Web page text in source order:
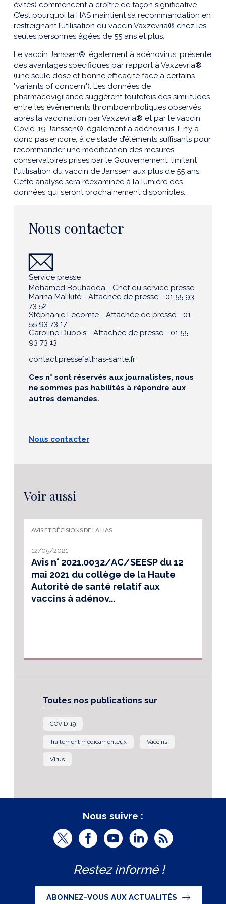
évités) commencent à croître de façon significative.
C’est pourquoi la HAS maintient sa recommandation en
restreignant l’utilisation du vaccin Vaxzevria® chez les
seules personnes âgées de 55 ans et plus.
Le vaccin Janssen®, également à adénovirus, présente
des avantages spécifiques par rapport à Vaxzevria®
(une seule dose et bonne efficacité face à certains
"variants of concern"). Les données de
pharmacovigilance suggèrent toutefois des similitudes
entre les évènements thromboemboliques observés
après la vaccination par Vaxzevria® et par le vaccin
Covid-19 Janssen®, également à adénovirus. Il n’y a
donc pas encore, à ce stade d’éléments suffisants pour
recommander une modification des mesures
conservatoires prises par le Gouvernement, limitant
l'utilisation du vaccin de Janssen aux plus de 55 ans.
Cette analyse sera réexaminée à la lumière des
données qui seront prochainement disponibles.
Nous contacter
Service presse
Mohamed Bouhadda - Chef du service presse
Marina Malikité - Attachée de presse - 01 55 93
73 52
Stéphanie Lecomte - Attachée de presse - 01
55 93 73 17
Caroline Dubois - Attachée de presse - 01 55
93 73 13
contact.presse[at]has-sante.fr
Ces n° sont réservés aux journalistes, nous
ne sommes pas habilités à répondre aux
autres demandes.
Nous contacter
Voir aussi
AVIS ET DÉCISIONS DE LA HAS
12/05/2021
Avis n° 2021.0032/AC/SEESP du 12
mai 2021 du collège de la Haute
Autorité de santé relatif aux
vaccins à adénov...
Toutes nos publications sur
COVID-19
Traitement médicamenteux Vaccins
Virus
Nous suivre :
T
i
t
F
c
e
Y
u
t
L
n
k
R
Restez informé !
ABONNEZ-VOUS AUX ACTUALITÉS